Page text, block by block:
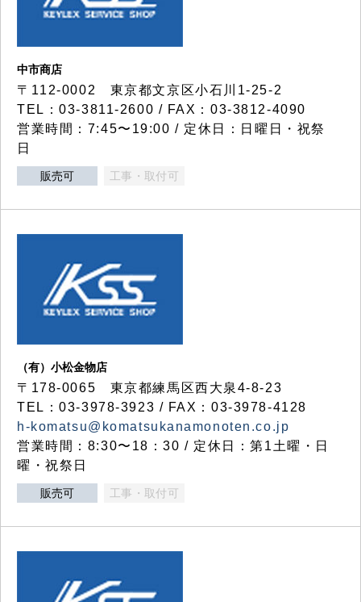
中市商店
〒112-0002 東京都文京区小石川1-25-2
TEL：03-3811-2600 / FAX：03-3812-4090
営業時間：7:45〜19:00 / 定休日：日曜日・祝祭
日
販売可 工事・取付可
（有）小松金物店
〒178-0065 東京都練馬区西大泉4-8-23
TEL：03-3978-3923 / FAX：03-3978-4128
h-komatsu@komatsukanamonoten.co.jp
営業時間：8:30〜18：30 / 定休日：第1土曜・日
曜・祝祭日
販売可 工事・取付可